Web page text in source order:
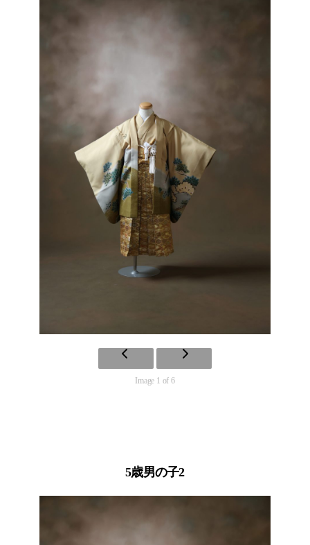
Image 1 of 6
5歳男の子2